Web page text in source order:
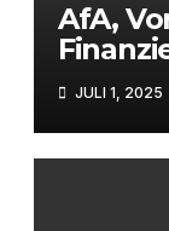
AfA,
Der
JULI 1, 2025